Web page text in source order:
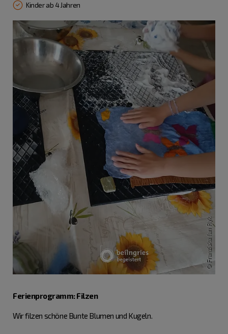
Kinder ab 4 Jahren
Ferienprogramm: Filzen
Wir filzen schöne Bunte Blumen und Kugeln.